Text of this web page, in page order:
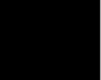
es clave para hacer
completo. Queremos
pero
dato faltante en la ficha